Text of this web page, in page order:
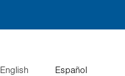
English Español